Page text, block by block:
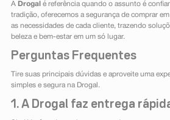
A Drogal é referência quando o assunto é
tradição, oferecemos a segurança de comprar
as necessidades de cada cliente, trazendo
beleza e bem-estar em um só lugar.
Perguntas Frequentes
Tire suas principais dúvidas e aproveite uma
simples e segura na Drogal.
1. A Drogal faz entrega